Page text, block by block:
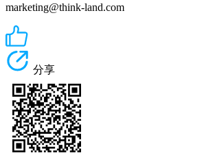
marketing@think-land.com
分享